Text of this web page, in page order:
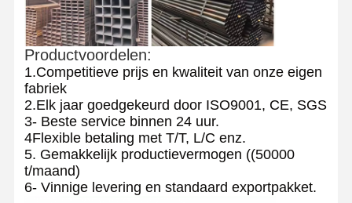
Productvoordelen:
1.Competitieve prijs en kwaliteit van onze eigen
fabriek
2.Elk jaar goedgekeurd door ISO9001, CE, SGS
3- Beste service binnen 24 uur.
4Flexible betaling met T/T, L/C enz.
5. Gemakkelijk productievermogen ((50000
t/maand)
6- Vinnige levering en standaard exportpakket.